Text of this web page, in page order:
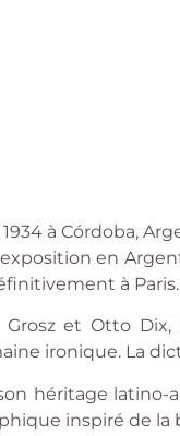
à Córdoba,
en
à Paris.
et Otto
ironique. La
héritage latino-
inspiré de la